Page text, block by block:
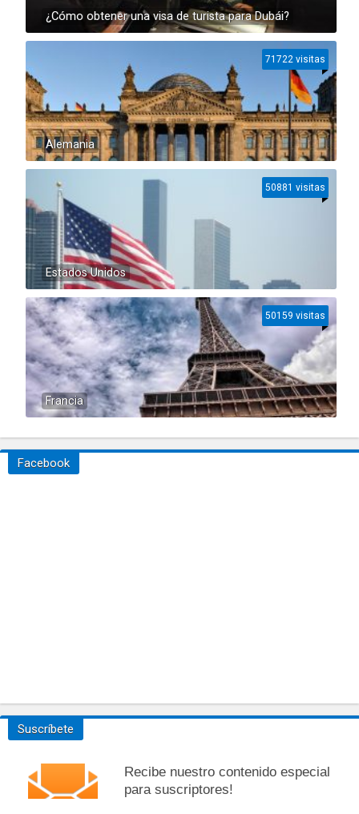
¿Cómo obtener una visa de turista para Dubái?
Alemania
71722 visitas
Estados Unidos
50881 visitas
Francia
50159 visitas
Facebook
Suscríbete
Recibe nuestro contenido especial
para suscriptores!